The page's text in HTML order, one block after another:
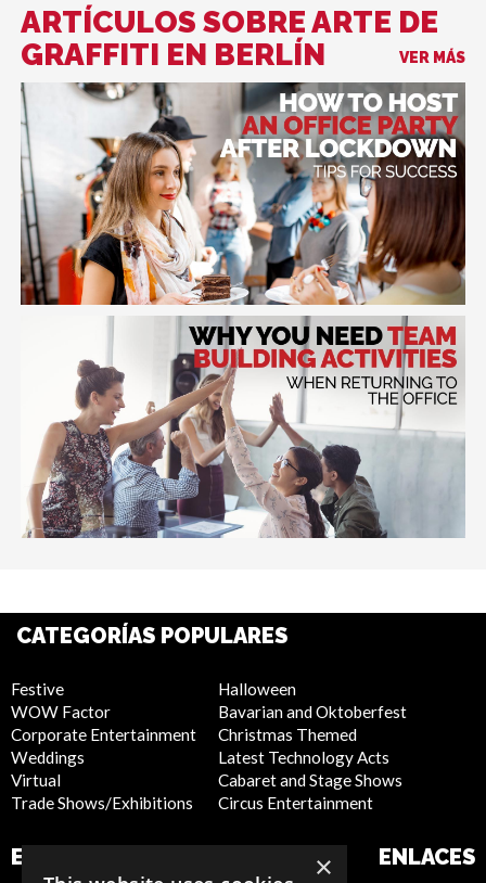
ARTÍCULOS SOBRE ARTE DE
GRAFFITI EN BERLÍN
VER MÁS
CATEGORÍAS POPULARES
Festive
WOW Factor
Corporate Entertainment
Weddings
Virtual
Trade Shows/Exhibitions
Halloween
Bavarian and Oktoberfest
Christmas Themed
Latest Technology Acts
Cabaret and Stage Shows
Circus Entertainment
EMPRESA SITIO WEB ENLACES
×